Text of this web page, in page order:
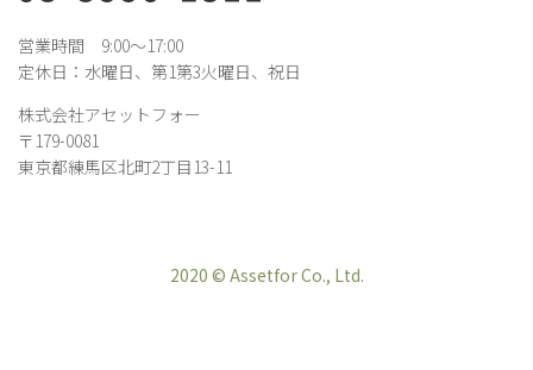
営業時間 9:00～17:00
定休日：水曜日、第1第3火曜日、祝日
株式会社アセットフォー
〒179-0081
東京都練馬区北町2丁目13-11
2020 © Assetfor Co., Ltd.